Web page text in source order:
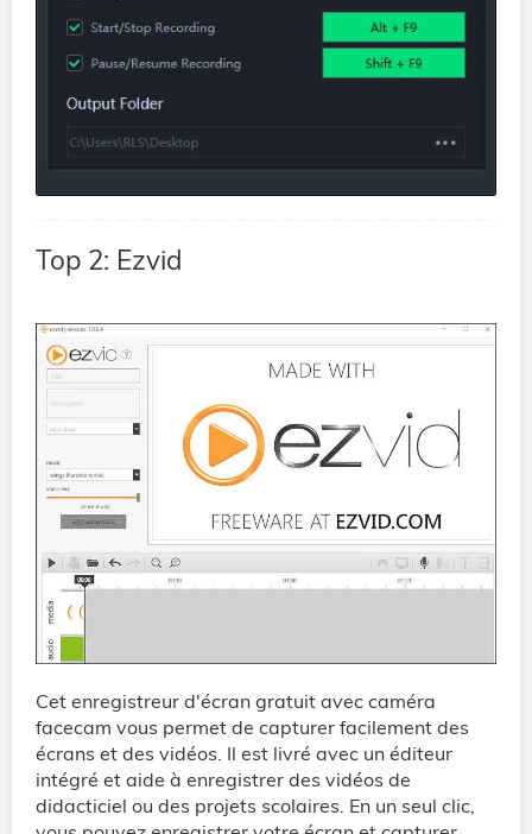
Top 2: Ezvid
Cet enregistreur d'écran gratuit avec caméra
facecam vous permet de capturer facilement des
écrans et des vidéos. Il est livré avec un éditeur
intégré et aide à enregistrer des vidéos de
didacticiel ou des projets scolaires. En un seul clic,